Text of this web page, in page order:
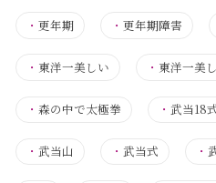
・ 更年期 ・更年期障害
・ 東洋一美しい ・ 東洋一美
・ 森の中で太極拳 ・武当18
・ 武当山 ・武当式 ・